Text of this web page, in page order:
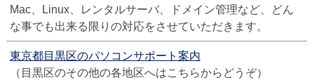
Mac、Linux、レンタルサーバ、ドメイン管理など、どん
な事でも出来る限りの対応をさせていただきます。
東京都目黒区のパソコンサポート案内
（目黒区のその他の各地区へはこちらからどうぞ）